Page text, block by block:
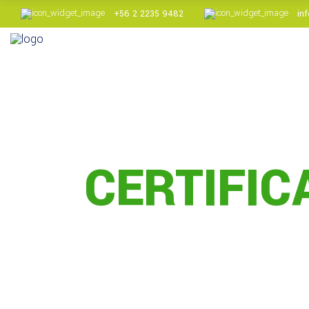
+56 2 2235 9482
Aceite de pepa de uva